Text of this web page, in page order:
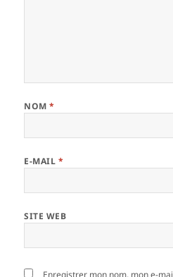
NOM*
E-MAIL *
SITE WEB
Enregistrer mon nom, mon e-